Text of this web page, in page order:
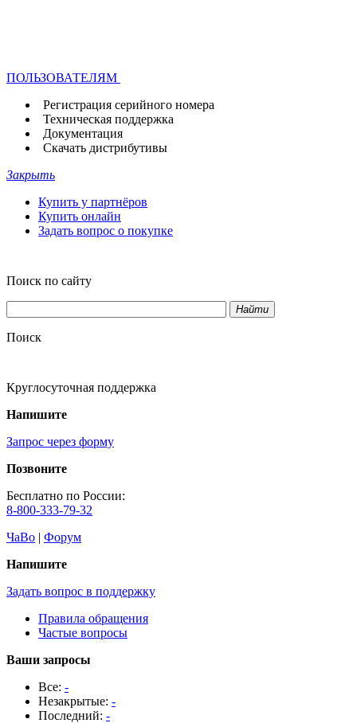
ПОЛЬЗОВАТЕЛЯМ
Регистрация серийного номера
Техническая поддержка
Документация
Скачать дистрибутивы
Закрыть
Купить у партнёров
Купить онлайн
Задать вопрос о покупке
Поиск по сайту
Найти
Поиск
Круглосуточная поддержка
Напишите
Запрос через форму
Позвоните
Бесплатно по России:
8-800-333-79-32
ЧаВо | Форум
Напишите
Задать вопрос в поддержку
Правила обращения
Частые вопросы
Ваши запросы
Все: -
Незакрытые: -
Последний: -